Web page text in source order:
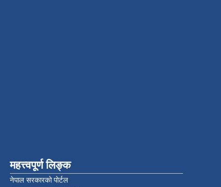
महत्त्वपूर्ण लिङ्क
नेपाल सरकारको पोर्टल